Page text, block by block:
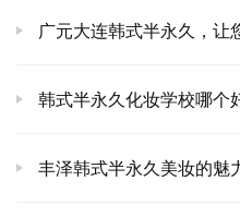
广元大连韩式半永久，让
韩式半永久化妆学校哪个
丰泽韩式半永久美妆的魅